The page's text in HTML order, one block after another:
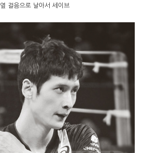
옆 걸음으로 날아서 세이브